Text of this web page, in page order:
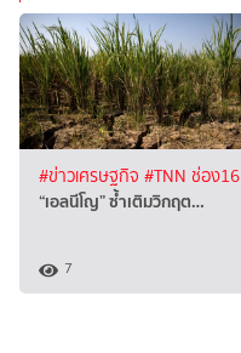
#ข่าวเศรษฐกิจ #TNN ช่อง16
“เอลนีโญ” ซ้ำเติมวิกฤต…
7